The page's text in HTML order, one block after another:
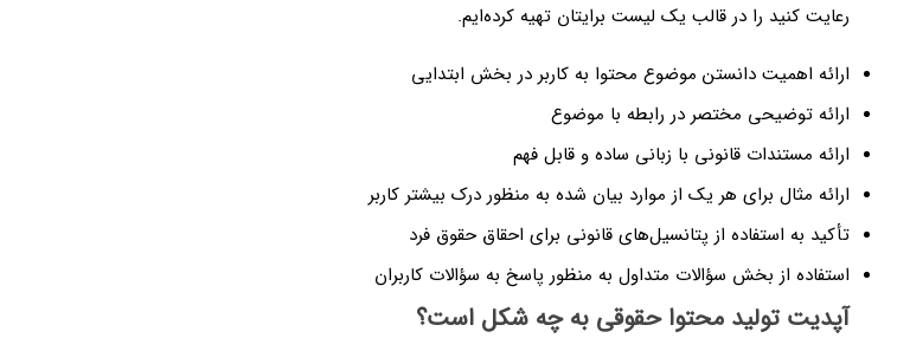
رعایت کنید را در قالب یک لیست برایتان تهیه کرده‌ایم.
ارائه اهمیت دانستن موضوع محتوا به کاربر در بخش ابتدایی
ارائه توضیحی مختصر در رابطه با موضوع
ارائه مستندات قانونی با زبانی ساده و قابل فهم
ارائه مثال برای هر یک از موارد بیان شده به منظور درک بیشتر کاربر
تأکید به استفاده از پتانسیل‌های قانونی برای احقاق حقوق فرد
استفاده از بخش سؤالات متداول به منظور پاسخ به سؤالات کاربران
آپدیت تولید محتوا حقوقی به چه شکل است؟